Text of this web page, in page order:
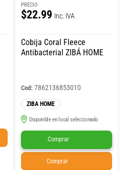
PRECIO
$22.99 Inc. IVA
Cobija Coral Fleece
Antibacterial ZIBÁ HOME
Cod: 7862136853010
ZIBA HOME
Disponible en local seleccionado
Comprar
Comprar